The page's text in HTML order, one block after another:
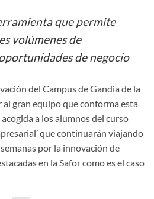
que permite
volúmenes de
de negocio
del Campus de Gandia de la
gran equipo que conforma esta
a los alumnos del curso
que continuarán viajando
por la innovación de
en la Safor como es el caso